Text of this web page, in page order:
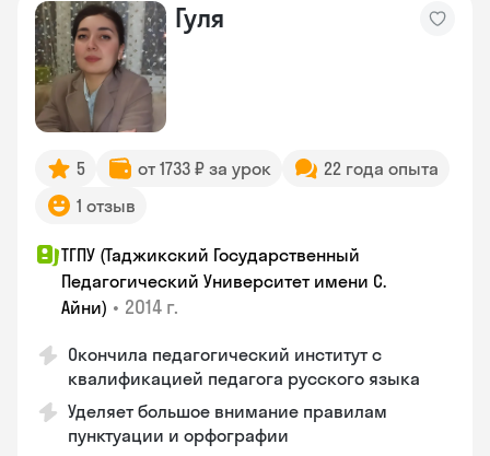
Гуля
5 от 1733 ₽ за урок
22 года опыта
1 отзыв
ТГПУ (Таджикский Государственный
Педагогический Университет имени С.
Айни) • 2014 г.
Окончила педагогический институт с
квалификацией педагога русского языка
Уделяет большое внимание правилам
пунктуации и орфографии